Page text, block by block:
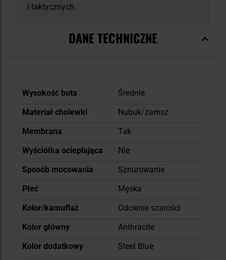
i taktycznych.
DANE TECHNICZNE
Więcej
Wysokość buta
Średnie
Materiał cholewki
Nubuk/zamsz
Membrana
Tak
Wyściółka ocieplająca
Nie
Sposób mocowania
Sznurowanie
Płeć
Męska
Kolor/kamuflaż
Odcienie szarości
Kolor główny
Anthracite
Kolor dodatkowy
Steel Blue